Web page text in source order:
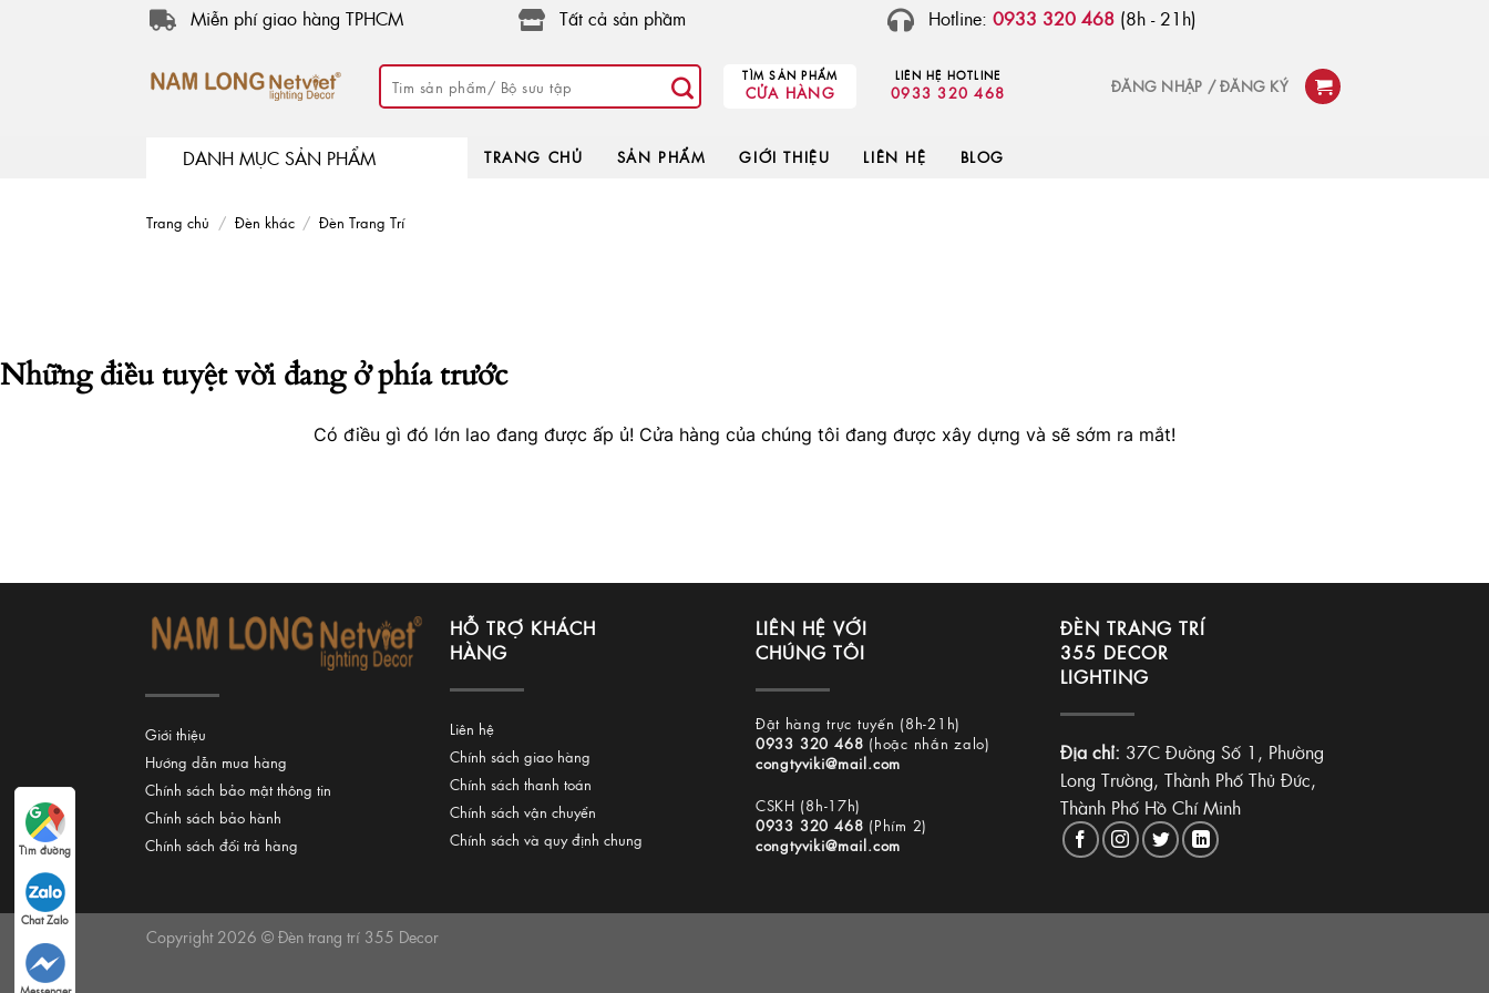
Miễn phí giao hàng TPHCM Tất cả sản phầm Hotline:0933 320 468 (8h - 21h)
Tìm
kiếm:
TÌM SẢN PHẨM
CỬA HÀNG
LIÊN HỆ HOTLINE
0933 320 468 ĐĂNG NHẬP / ĐĂNG KÝ
DANH MỤC SẢN PHẨM TRANG CHỦ SẢN PHẨM GIỚI THIỆU LIÊN HỆ BLOG
Trang chủ / Đèn khác / Đèn Trang Trí
Những điều tuyệt vời đang ở phía trước
Có điều gì đó lớn lao đang được ấp ủ! Cửa hàng của chúng tôi đang được xây dựng và sẽ sớm ra mắt!
Giới thiệu
Hướng dẫn mua hàng
Chính sách bảo mật thông tin
Chính sách bảo hành
Chính sách đổi trả hàng
HỖ TRỢ KHÁCH
HÀNG
Liên hệ
Chính sách giao hàng
Chính sách thanh toán
Chính sách vận chuyển
Chính sách và quy định chung
LIÊN HỆ VỚI
CHÚNG TÔI
Đặt hàng trực tuyến (8h-21h)
0933 320 468 (hoặc nhắn zalo)
congtyviki@mail.com
CSKH (8h-17h)
0933 320 468 (Phím 2)
congtyviki@mail.com
ĐÈN TRANG TRÍ
355 DECOR
LIGHTING
Địa chỉ: 37C Đường Số 1, Phường
Long Trường, Thành Phố Thủ Đức,
Thành Phố Hồ Chí Minh
Copyright 2026 © Đèn trang trí 355 Decor
Tìm đường
Chat Zalo